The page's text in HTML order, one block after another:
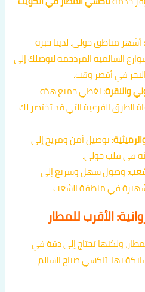
أشهر مناطق حولي. لدينا خبرة
السالمية المزدحمة لنوصلك إلى
في أقصر وقت.
والنقرة:نغطي جميع هذه
الطرق الفرعية التي قد تختصر لك
توصيل آمن ومريح إلى
في قلب حولي.
وصول سهل وسريع إلى
في منطقة الشعب.
الأقرب للمطار
ولكنها تحتاج إلى دقة في
بها. تاكسي صباح السالم